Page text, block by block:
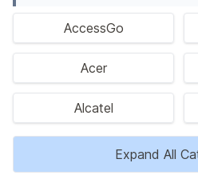
AccessGo
Acer
Alcatel
Expand All